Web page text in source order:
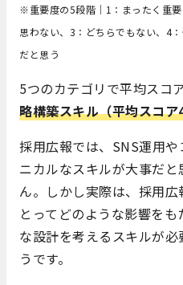
※重要度の5段階｜1：まったく重
思わない、3：どちらでもない、4
だと思う
5つのカテゴリで平均スコ
略構築スキル（平均スコ
採用広報では、SNS運用
ニカルなスキルが大事だ
ん。しかし実際は、採用
とってどのような影響を
な設計を考えるスキルが
うです。